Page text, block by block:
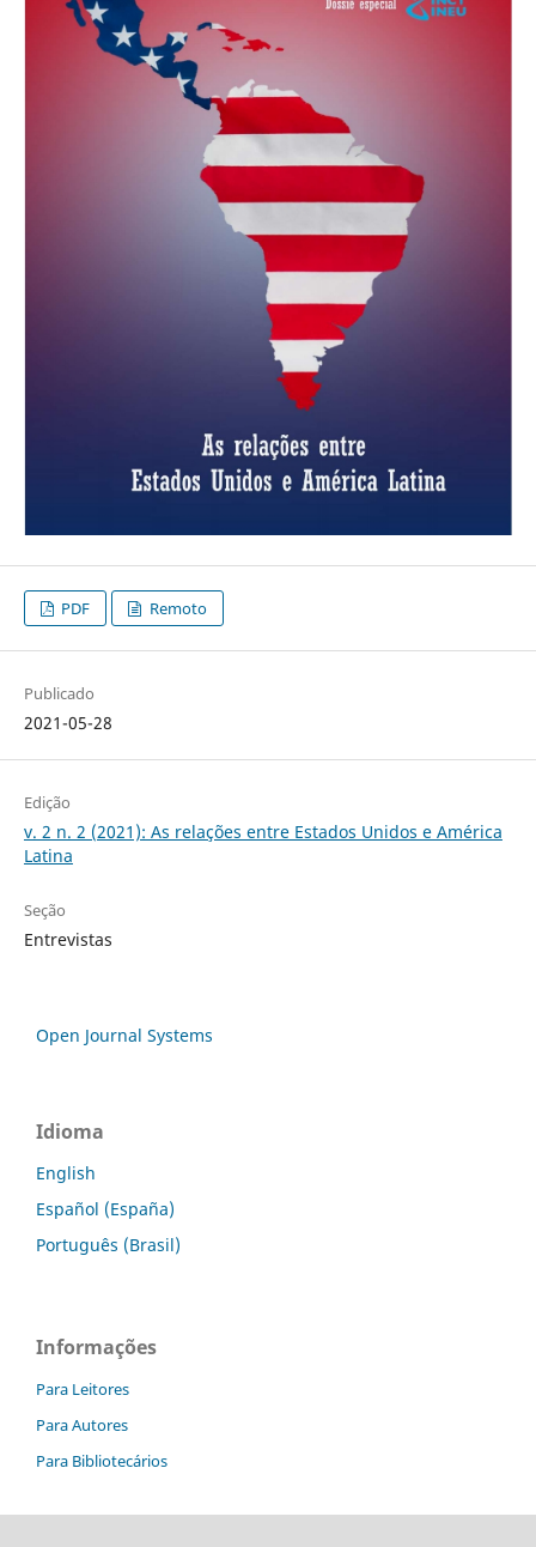
PDF Remoto
Publicado
2021-05-28
Edição
v. 2 n. 2 (2021): As relações entre Estados Unidos e América
Latina
Seção
Entrevistas
Open Journal Systems
Idioma
English
Español (España)
Português (Brasil)
Informações
Para Leitores
Para Autores
Para Bibliotecários